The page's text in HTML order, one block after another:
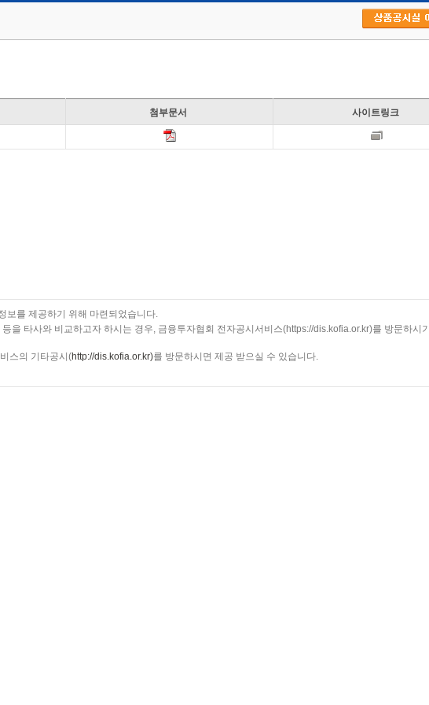
첨부문서 사이트링크
e4d388e657fcc4ea-203ed9417b9a062a31-6910-20210927151217.pdf
/fsfile/report/distribution/2021/2RA0300 리딩투자증권 수수료 부과 기준
보를 제공하기 위해 마련되었습니다.
을 타사와 비교하고자 하시는 경우, 금융투자협회 전자공시서비스(https://dis.kofia.or.kr)를 방문하시
스의 기타공시(http://dis.kofia.or.kr)를 방문하시면 제공 받으실 수 있습니다.